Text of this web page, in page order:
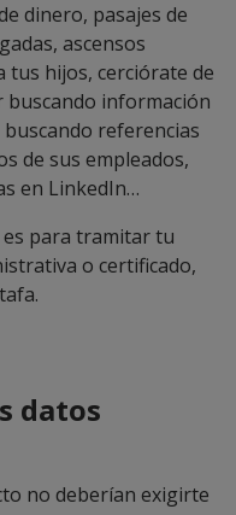
dinero, pasajes de
ascensos
tus hijos, cerciórate de
buscando información
referencias
de sus empleados,
en LinkedIn…
es para tramitar tu
o certificado,
datos
no deberían exigirte